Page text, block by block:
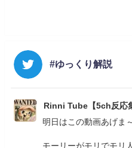
#ゆっくり解説
Rinni Tube【5ch反応
明日はこの動画あげま
モーリーがモリでモリ